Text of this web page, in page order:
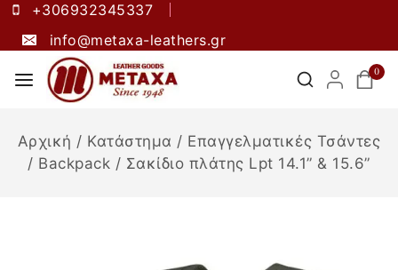
+306932345337
info@metaxa-leathers.gr
0
Αρχική / Κατάστημα / Επαγγελματικές Τσάντες
/ Backpack / Σακίδιο πλάτης Lpt 14.1” & 15.6”